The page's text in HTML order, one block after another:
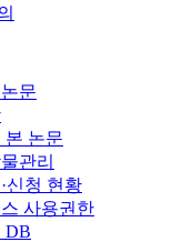
문
본 논문
관리
신청 현황
사용권한
DB